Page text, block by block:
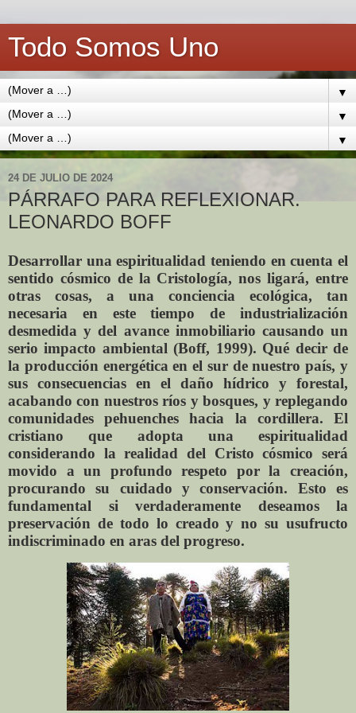
Todo Somos Uno
▼
▼
▼
24 DE JULIO DE 2024
PÁRRAFO PARA REFLEXIONAR.
LEONARDO BOFF
Desarrollar una espiritualidad teniendo en cuenta el
sentido cósmico de la Cristología, nos ligará, entre
otras cosas, a una conciencia ecológica, tan
necesaria en este tiempo de industrialización
desmedida y del avance inmobiliario causando un
serio impacto ambiental (Boff, 1999). Qué decir de
la producción energética en el sur de nuestro país, y
sus consecuencias en el daño hídrico y forestal,
acabando con nuestros ríos y bosques, y replegando
comunidades pehuenches hacia la cordillera. El
cristiano que adopta una espiritualidad
considerando la realidad del Cristo cósmico será
movido a un profundo respeto por la creación,
procurando su cuidado y conservación. Esto es
fundamental si verdaderamente deseamos la
preservación de todo lo creado y no su usufructo
indiscriminado en aras del progreso.